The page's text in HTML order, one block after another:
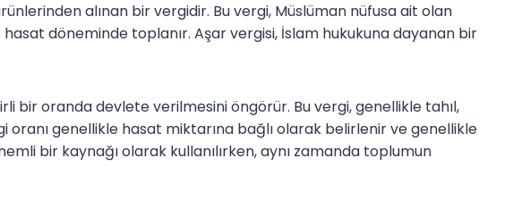
alınan bir vergidir. Bu vergi, Müslüman nüfusa ait olan
döneminde toplanır. Aşar vergisi, İslam hukukuna dayanan bir
bir oranda devlete verilmesini öngörür. Bu vergi, genellikle tahıl,
oranı genellikle hasat miktarına bağlı olarak belirlenir ve genellikle
bir kaynağı olarak kullanılırken, aynı zamanda toplumun